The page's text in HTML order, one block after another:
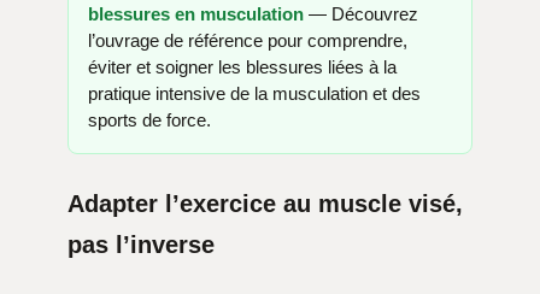
blessures en musculation — Découvrez
l’ouvrage de référence pour comprendre,
éviter et soigner les blessures liées à la
pratique intensive de la musculation et des
sports de force.
Adapter l’exercice au muscle visé,
pas l’inverse